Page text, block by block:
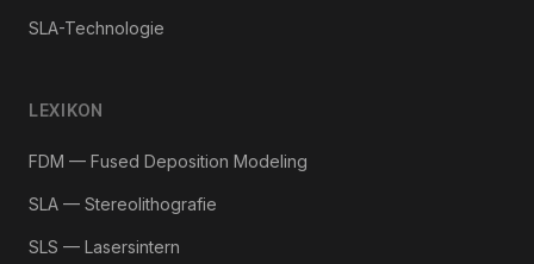
SLA-Technologie
LEXIKON
FDM — Fused Deposition Modeling
SLA — Stereolithografie
SLS — Lasersintern